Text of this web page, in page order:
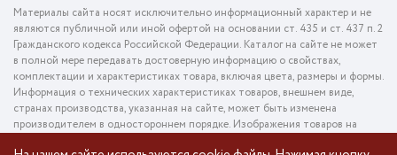
Материалы сайта носят исключительно информационный характер и не
являются публичной или иной офертой на основании ст. 435 и ст. 437 п. 2
Гражданского кодекса Российской Федерации. Каталог на сайте не может
в полной мере передавать достоверную информацию о свойствах,
комплектации и характеристиках товара, включая цвета, размеры и формы.
Информация о технических характеристиках товаров, внешнем виде,
странах производства, указанная на сайте, может быть изменена
производителем в одностороннем порядке. Изображения товаров на